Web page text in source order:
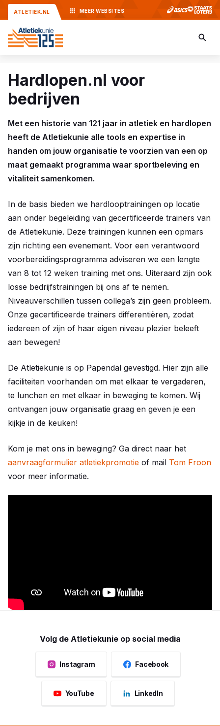
ATLETIEK.NL MEER WEBSITES
Hardlopen.nl voor
bedrijven
Met een historie van 121 jaar in atletiek en hardlopen
heeft de Atletiekunie alle tools en expertise in
handen om jouw organisatie te voorzien van een op
maat gemaakt programma waar sportbeleving en
vitaliteit samenkomen.
In de basis bieden we hardlooptrainingen op locatie
aan onder begeleiding van gecertificeerde trainers van
de Atletiekunie. Deze trainingen kunnen een opmars
zijn richting een evenement. Voor een verantwoord
voorbereidingsprogramma adviseren we een lengte
van 8 tot 12 weken training met ons. Uiteraard zijn ook
losse bedrijfstrainingen bij ons af te nemen.
Niveauverschillen tussen collega’s zijn geen probleem.
Onze gecertificeerde trainers differentiëren, zodat
iedereen of zijn of haar eigen niveau plezier beleeft
aan bewegen!
De Atletiekunie is op Papendal gevestigd. Hier zijn alle
faciliteiten voorhanden om met elkaar te vergaderen,
te lunchen en met elkaar in beweging te komen. Wij
ontvangen jouw organisatie graag en geven je een
kijkje in de keuken!
Kom je met ons in beweging? Ga direct naar het
aanvraagformulier atletiekpromotie of mail Tom Froon
voor meer informatie.
Volg de Atletiekunie op social media
Instagram Facebook
YouTube LinkedIn